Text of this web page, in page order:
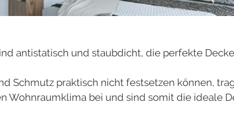
antistatisch und staubdicht, die perfekte
Schmutz praktisch nicht festsetzen können,
Wohnraumklima bei und sind somit die ideale